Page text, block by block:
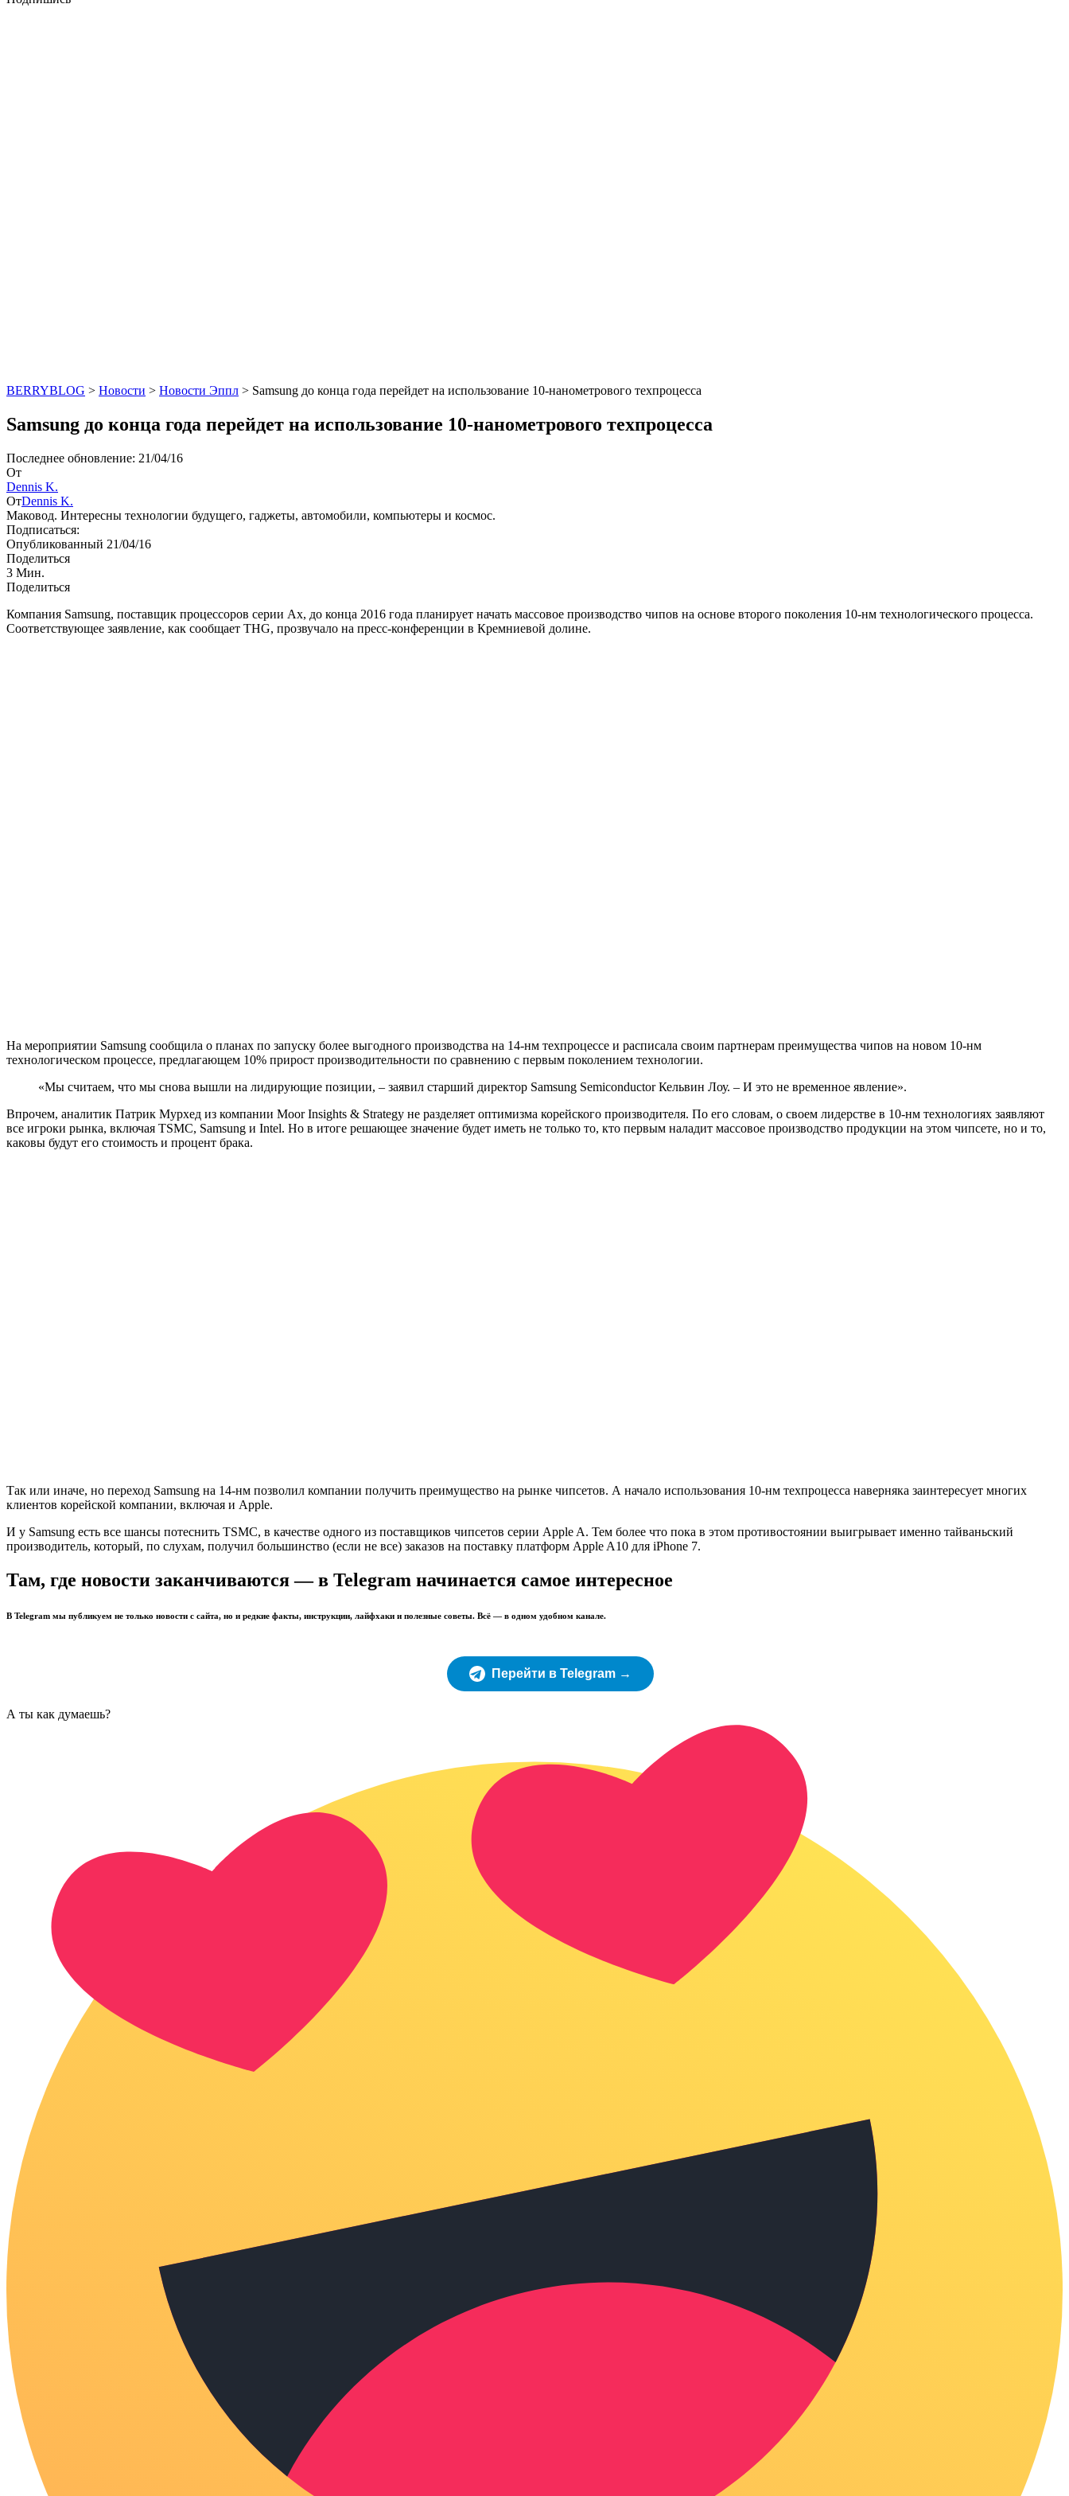
BERRYBLOG > Новости > Новости Эппл > Samsung до конца года перейдет на использование 10-нанометрового техпроцесса
Samsung до конца года перейдет на использование 10-нанометрового техпроцесса
Последнее обновление: 21/04/16
От
Dennis K.
ОтDennis K.
Маковод. Интересны технологии будущего, гаджеты, автомобили, компьютеры и космос.
Подписаться:
Опубликованный 21/04/16
Поделиться
3 Мин.
Поделиться
Компания Samsung, поставщик процессоров серии Ax, до конца 2016 года планирует начать массовое производство чипов на основе второго поколения 10-нм технологического процесса.
Соответствующее заявление, как сообщает THG, прозвучало на пресс-конференции в Кремниевой долине.
На мероприятии Samsung сообщила о планах по запуску более выгодного производства на 14-нм техпроцессе и расписала своим партнерам преимущества чипов на новом 10-нм
технологическом процессе, предлагающем 10% прирост производительности по сравнению с первым поколением технологии.
«Мы считаем, что мы снова вышли на лидирующие позиции, – заявил старший директор Samsung Semiconductor Кельвин Лоу. – И это не временное явление».
Впрочем, аналитик Патрик Мурхед из компании Moor Insights & Strategy не разделяет оптимизма корейского производителя. По его словам, о своем лидерстве в 10-нм технологиях заявляют
все игроки рынка, включая TSMC, Samsung и Intel. Но в итоге решающее значение будет иметь не только то, кто первым наладит массовое производство продукции на этом чипсете, но и то,
каковы будут его стоимость и процент брака.
Так или иначе, но переход Samsung на 14-нм позволил компании получить преимущество на рынке чипсетов. А начало использования 10-нм техпроцесса наверняка заинтересует многих
клиентов корейской компании, включая и Apple.
И у Samsung есть все шансы потеснить TSMC, в качестве одного из поставщиков чипсетов серии Apple A. Тем более что пока в этом противостоянии выигрывает именно тайваньский
производитель, который, по слухам, получил большинство (если не все) заказов на поставку платформ Apple A10 для iPhone 7.
Там, где новости заканчиваются — в Telegram начинается самое интересное
В Telegram мы публикуем не только новости с сайта, но и редкие факты, инструкции, лайфхаки и полезные советы. Всё — в одном удобном канале.
Перейти в Telegram →
А ты как думаешь?